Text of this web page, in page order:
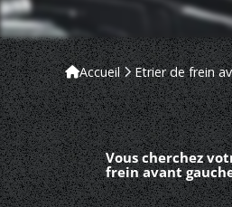
Accueil Etrier de frein
Vous cherchez
frein avant